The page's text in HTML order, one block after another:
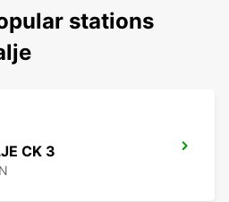
stations
CK 3